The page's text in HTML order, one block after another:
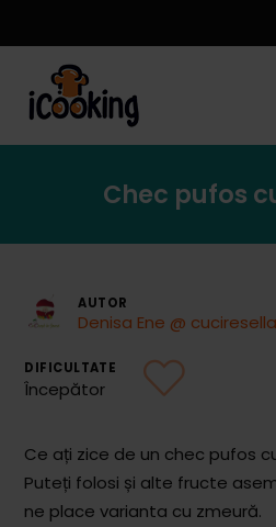
Toate Reţetele
Aperitive
Aperitive Reci
Mezeluri
Chec pufos
AUTOR
Denisa Ene @
DIFICULTATE
Începător
Ce ați zice de un chec pufos
Puteți folosi și alte fructe
ne place varianta cu zmeură.